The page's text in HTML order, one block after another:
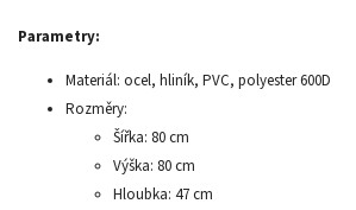
Parametry:
Materiál: ocel, hliník, PVC, polyester 600D
Rozměry:
Šířka: 80 cm
Výška: 80 cm
Hloubka: 47 cm